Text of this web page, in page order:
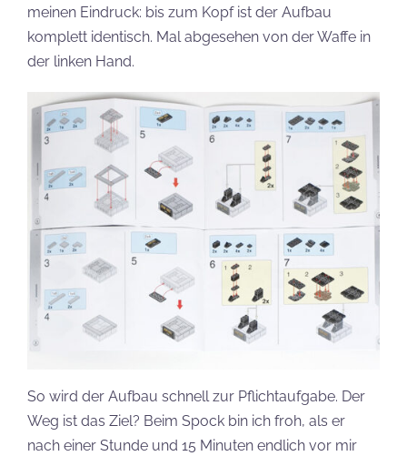
meinen Eindruck: bis zum Kopf ist der Aufbau
komplett identisch. Mal abgesehen von der Waffe in
der linken Hand.
So wird der Aufbau schnell zur Pflichtaufgabe. Der
Weg ist das Ziel? Beim Spock bin ich froh, als er
nach einer Stunde und 15 Minuten endlich vor mir